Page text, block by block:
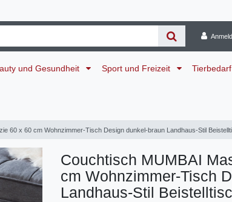
und Gesundheit Sport und Freizeit Tierbedarf
60 x 60 cm Wohnzimmer-Tisch Design dunkel-braun Landhaus-Stil
Couchtisch MUMBAI
cm Wohnzimmer-Tisch
Landhaus-Stil